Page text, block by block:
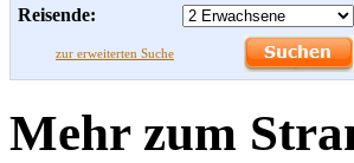
Reisende:
zur erweiterten Suche
Mehr zum